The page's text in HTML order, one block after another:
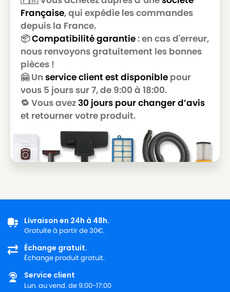
NILFISK
NILFISK 107410436
NILFISK
NILFISK 107410436 - VP300
NILFISK
NILFISK 107410436 - VP300 UK
NILFISK
NILFISK 107410440
NILFISK
NILFISK 107410440 - THOR
NILFISK
NILFISK 107410441 - VP300 HEPA EU2
PIEPENBROCK
NILFISK
NILFISK 107410443
NILFISK
NILFISK 107410443 - SALTIX 10
NILFISK
NILFISK 107410444 - SALTIX 10 UK
NILFISK
NILFISK 107410450 - GD5 BACK EU HEPA
NILFISK
NILFISK 107410451 - GD5 FLY
NILFISK
NILFISK 107410451 - GD5 FLY 110V/400HZ
Française, qui expédie les commandes
depuis la France.
📦Compatibilité garantie: en cas d'erreur,
nous renvoyons gratuitement les bonnes
pièces !
🤗 Un service client est disponible pour
vous 5 jours sur 7, de 9:00 à 18:00.
🔁 Vous avez30 jours pour changer d’avis
et retourner votre produit.
Livraison en 24h à 48h.
Gratuite à partir de 30€.
Échange gratuit.
Échange produit gratuit.
Service client
Lun. au vend. de 9:00-17:00